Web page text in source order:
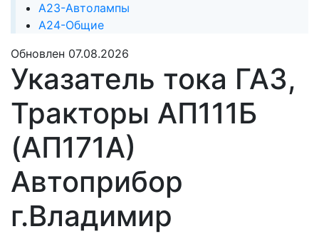
А23-Автолампы
А24-Общие
Обновлен 07.08.2026
Указатель тока ГАЗ,
Тракторы АП111Б
(АП171А)
Автоприбор
г.Владимир